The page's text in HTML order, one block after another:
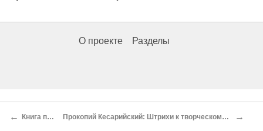
О проекте Разделы
← Книга пятая Прокопий Кесарийский: Штрихи к творческому портрету →